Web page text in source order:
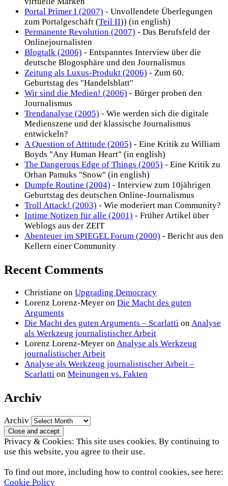
Portal Primer I (2007) - Unvollendete Überlegungen
zum Portalgeschäft (Teil II)) (in english)
Permanente Revolution (2007) - Das Berufsfeld der
Onlinejournalisten
Blogtalk (2006) - Entspanntes Interview über die
deutsche Blogosphäre und den Journalismus
Zeitung als Luxus-Produkt (2006) - Zum 60.
Geburtstag des "Handelsblatt"
Wir sind die Medien! (2006) - Bürger proben den
Journalismus
Trendanalyse (2005) - Wie werden sich die digitale
Medienszene und der klassische Journalismus
entwickeln?
A Question of Attitude (2005) - Eine Kritik zu William
Boyds "Any Human Heart" (in english)
The Dangerous Edge of Things (2005) - Eine Kritik zu
Orhan Pamuks "Snow" (in english)
Dumpfe Routine (2004) - Interview zum 10jährigen
Geburtstag des deutschen Online-Journalismus
Troll Attack! (2003) - Wie moderiert man Community?
Intime Notizen für alle (2001) - Früher Artikel über
Weblogs aus der ZEIT
Abenteuer im SPIEGEL Forum (2000) - Bericht aus den
Kellern einer Community
Recent Comments
Christiane on Upgrading Democracy
Lorenz Lorenz-Meyer on Die Macht des guten
Arguments
Die Macht des guten Arguments – Scarlatti onAnalyse
als Werkzeug journalistischer Arbeit
Lorenz Lorenz-Meyer onAnalyse als Werkzeug
journalistischer Arbeit
Analyse als Werkzeug journalistischer Arbeit –
Scarlatti on Meinungen vs. Fakten
Archiv
Archiv
Privacy & Cookies: This site uses cookies. By continuing to
use this website, you agree to their use.
To find out more, including how to control cookies, see here:
Cookie Policy